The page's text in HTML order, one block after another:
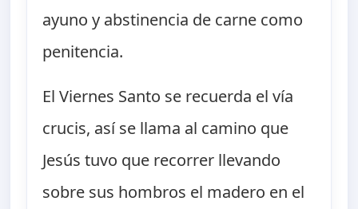
ayuno y abstinencia de carne como
penitencia.
El Viernes Santo se recuerda el vía
crucis, así se llama al camino que
Jesús tuvo que recorrer llevando
sobre sus hombros el madero en el